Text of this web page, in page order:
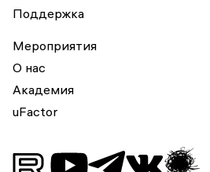
Поддержка
Мероприятия
О нас
Академия
uFactor